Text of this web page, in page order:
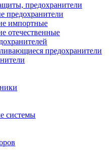
предохранители
предохранители
импортные
отечественные
предохранители
системы